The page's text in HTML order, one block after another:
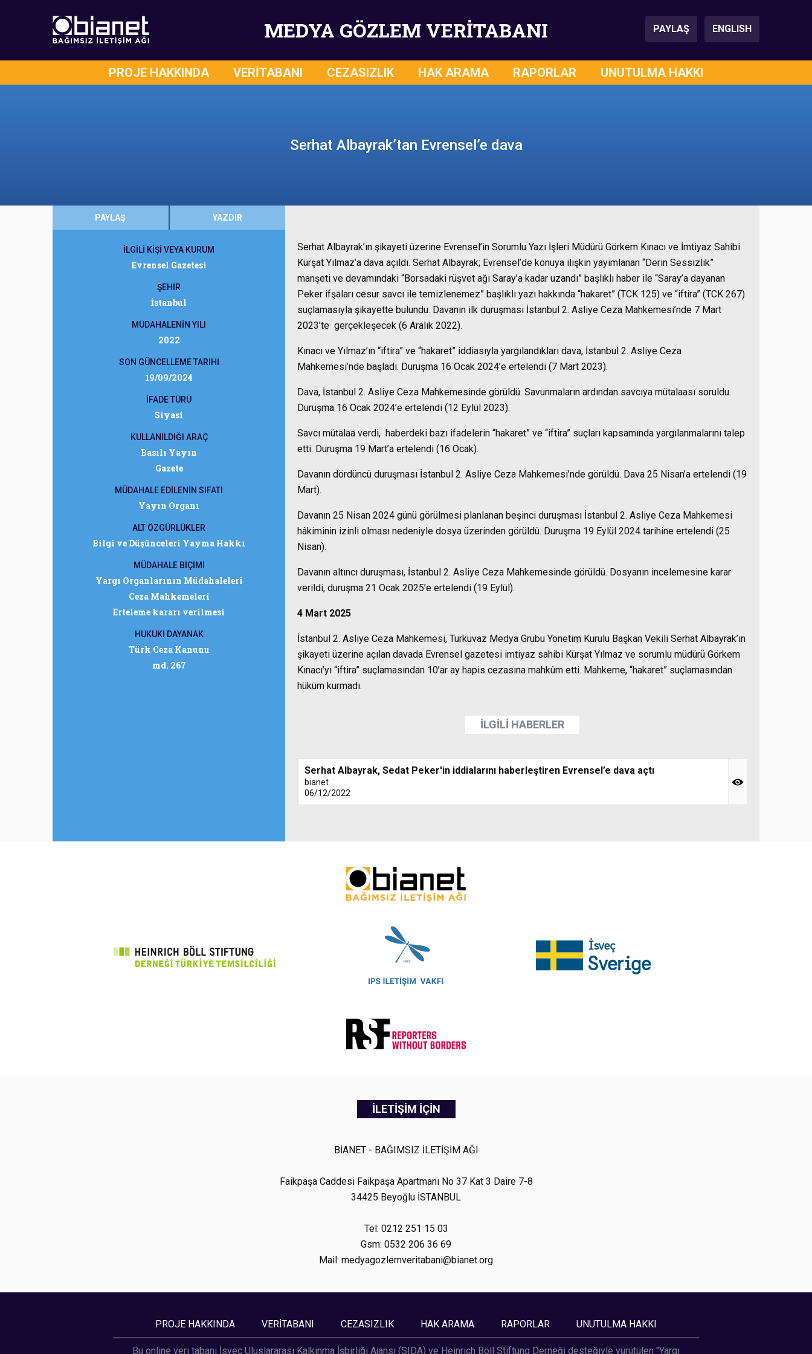
MEDYA GÖZLEM VERİTABANI PAYLAŞ ENGLISH
PROJE HAKKINDA VERİTABANI CEZASIZLIK HAK ARAMA RAPORLAR UNUTULMA HAKKI
Serhat Albayrak’tan Evrensel’e dava
PAYLAŞ YAZDIR
İLGİLİ KİŞİ VEYA KURUM
Evrensel Gazetesi
ŞEHİR
İstanbul
MÜDAHALENİN YILI
2022
SON GÜNCELLEME TARİHİ
19/09/2024
İFADE TÜRÜ
Siyasi
KULLANILDIĞI ARAÇ
Basılı Yayın
Gazete
MÜDAHALE EDİLENİN SIFATI
Yayın Organı
ALT ÖZGÜRLÜKLER
Bilgi ve Düşünceleri Yayma Hakkı
MÜDAHALE BİÇİMİ
Yargı Organlarının Müdahaleleri
Ceza Mahkemeleri
Erteleme kararı verilmesi
HUKUKİ DAYANAK
Türk Ceza Kanunu
md. 267
Serhat Albayrak’ın şikayeti üzerine Evrensel’in Sorumlu Yazı İşleri Müdürü Görkem Kınacı ve İmtiyaz Sahibi
Kürşat Yılmaz’a dava açıldı. Serhat Albayrak; Evrensel’de konuya ilişkin yayımlanan “Derin Sessizlik”
manşeti ve devamındaki “Borsadaki rüşvet ağı Saray’a kadar uzandı” başlıklı haber ile “Saray’a dayanan
Peker ifşaları cesur savcı ile temizlenemez” başlıklı yazı hakkında “hakaret” (TCK 125) ve “iftira” (TCK 267)
suçlamasıyla şikayette bulundu. Davanın ilk duruşması İstanbul 2. Asliye Ceza Mahkemesi’nde 7 Mart
2023’te gerçekleşecek (6 Aralık 2022).
Kınacı ve Yılmaz’ın “iftira” ve “hakaret” iddiasıyla yargılandıkları dava, İstanbul 2. Asliye Ceza
Mahkemesi’nde başladı. Duruşma 16 Ocak 2024’e ertelendi (7 Mart 2023).
Dava, İstanbul 2. Asliye Ceza Mahkemesinde görüldü. Savunmaların ardından savcıya mütalaası soruldu.
Duruşma 16 Ocak 2024’e ertelendi (12 Eylül 2023).
Savcı mütalaa verdi, haberdeki bazı ifadelerin “hakaret” ve “iftira” suçları kapsamında yargılanmalarını talep
etti. Duruşma 19 Mart’a ertelendi (16 Ocak).
Davanın dördüncü duruşması İstanbul 2. Asliye Ceza Mahkemesi’nde görüldü. Dava 25 Nisan’a ertelendi (19
Mart).
Davanın 25 Nisan 2024 günü görülmesi planlanan beşinci duruşması İstanbul 2. Asliye Ceza Mahkemesi
hâkiminin izinli olması nedeniyle dosya üzerinden görüldü. Duruşma 19 Eylül 2024 tarihine ertelendi (25
Nisan).
Davanın altıncı duruşması, İstanbul 2. Asliye Ceza Mahkemesinde görüldü. Dosyanın incelemesine karar
verildi, duruşma 21 Ocak 2025’e ertelendi (19 Eylül).
4 Mart 2025
İstanbul 2. Asliye Ceza Mahkemesi, Turkuvaz Medya Grubu Yönetim Kurulu Başkan Vekili Serhat Albayrak’ın
şikayeti üzerine açılan davada Evrensel gazetesi imtiyaz sahibi Kürşat Yılmaz ve sorumlu müdürü Görkem
Kınacı’yı “iftira” suçlamasından 10’ar ay hapis cezasına mahkûm etti. Mahkeme, “hakaret” suçlamasından
hüküm kurmadı.
İLGİLİ HABERLER
Serhat Albayrak, Sedat Peker'in iddialarını haberleştiren Evrensel’e dava açtı
bianet
06/12/2022
İLETİŞİM İÇİN
BİANET - BAĞIMSIZ İLETİŞİM AĞI
Faikpaşa Caddesi Faikpaşa Apartmanı No 37 Kat 3 Daire 7-8
34425 Beyoğlu İSTANBUL
Tel: 0212 251 15 03
Gsm: 0532 206 36 69
Mail: medyagozlemveritabani@bianet.org
PROJE HAKKINDA VERİTABANI CEZASIZLIK HAK ARAMA RAPORLAR UNUTULMA HAKKI
Bu online veri tabanı İsveç Uluslararası Kalkınma İşbirliği Ajansı (SIDA) ve Heinrich Böll Stiftung Derneği desteğiyle yürütülen "Yargı